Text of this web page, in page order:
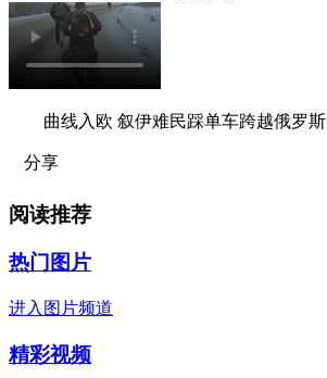
曲线入欧 叙伊难民踩单车跨越俄罗斯
分享
阅读推荐
热门图片
进入图片频道
精彩视频